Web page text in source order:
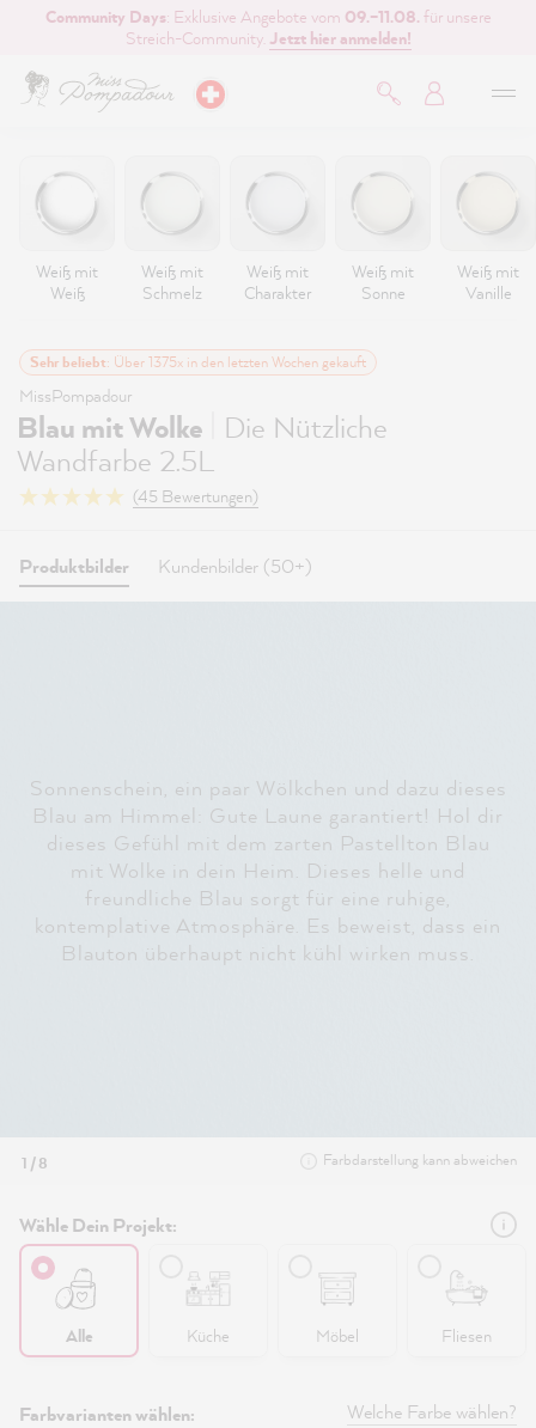
springen
Community Days: Exklusive Angebote vom 09.–11.08. für unsere
Streich-Community. Jetzt hier anmelden!
Weiß mit
Weiß
Weiß mit
Schmelz
Weiß mit
Charakter
Weiß mit
Sonne
Weiß mit
Vanille
Sehr beliebt: Über 1375x in den letzten Wochen gekauft
MissPompadour
Blau mit Wolke
Die Nützliche
Wandfarbe 2.5L
(45 Bewertungen)
Produktbilder Kundenbilder (50+)
Sonnenschein, ein paar Wölkchen und dazu dieses
Blau am Himmel: Gute Laune garantiert! Hol dir
dieses Gefühl mit dem zarten Pastellton Blau
mit Wolke in dein Heim. Dieses helle und
freundliche Blau sorgt für eine ruhige,
kontemplative Atmosphäre. Es beweist, dass ein
Blauton überhaupt nicht kühl wirken muss.
1 / 8 Farbdarstellung kann abweichen
Wähle Dein Projekt:
Alle Küche Möbel Fliesen
Farbvarianten wählen: Welche Farbe wählen?